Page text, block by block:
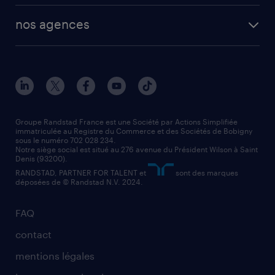
manutentionnaire
assistant administratif
comptable
solutions opérationnelles
contact entreprise
faq intérim / recrutement
nos agences
nos agences par ville
nos agences par région
nos cabinets de recrutement
FAQ
contact
mentions légales
Groupe Randstad France est une Société par Actions Simplifiée
immatriculée au Registre du Commerce et des Sociétés de Bobigny
sous le numéro 702 028 234.
Notre siège social est situé au 276 avenue du Président Wilson à Saint
Denis (93200).
RANDSTAD, PARTNER FOR TALENT et
sont des marques
déposées de © Randstad N.V. 2024.